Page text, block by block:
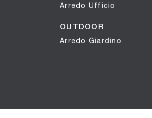
Arredo Ufficio
OUTDOOR
Arredo Giardino